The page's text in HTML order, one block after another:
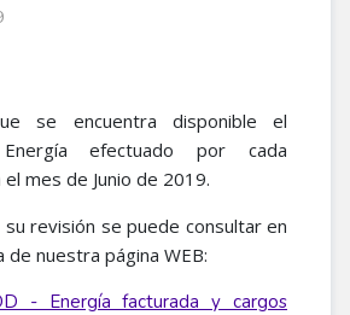
se encuentra disponible el
efectuado por cada
mes de Junio de 2019.
revisión se puede consultar en
de nuestra página WEB:
- Energía facturada y cargos